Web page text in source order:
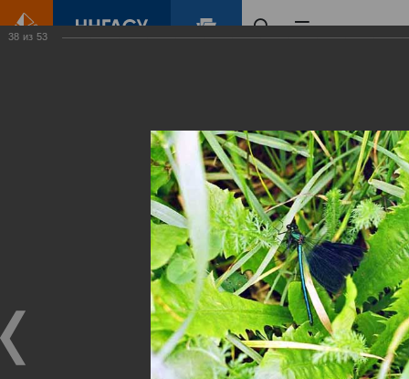
Виртуальные
выставки
(фотоальбомы)
38 из 53